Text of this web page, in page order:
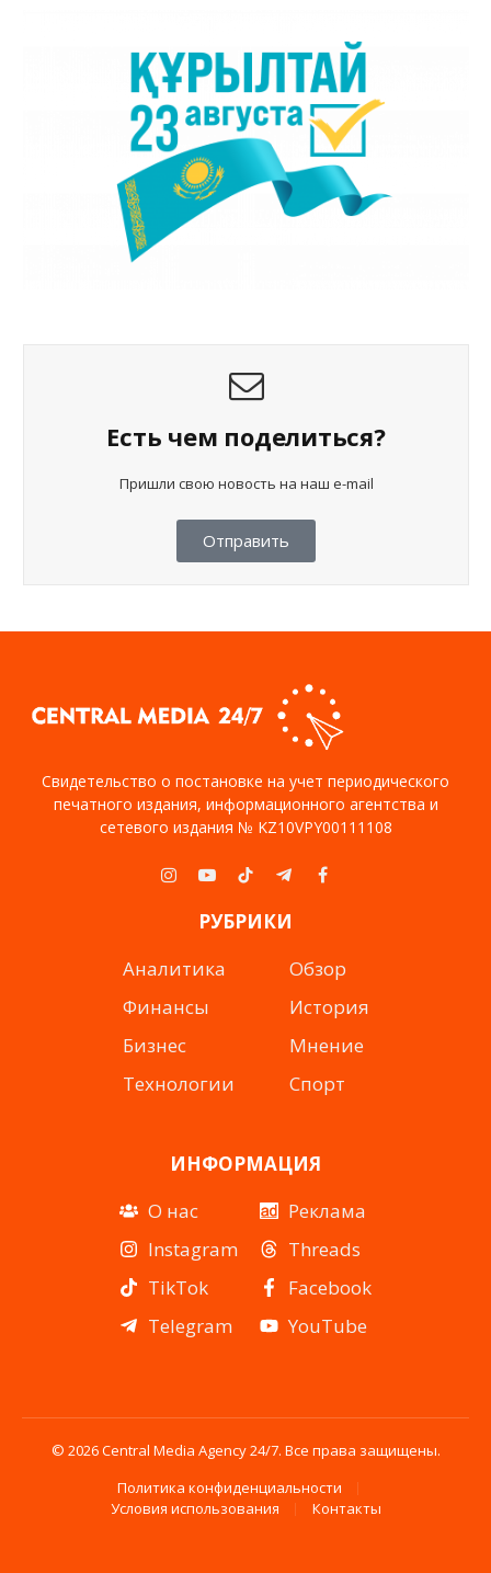
Есть чем поделиться?
Пришли свою новость на наш e-mail
Отправить
Свидетельство о постановке на учет периодического
печатного издания, информационного агентства и
сетевого издания № KZ10VPY00111108
Instagram
YouTubeTikTokTelegramFacebook
РУБРИКИ
Аналитика
Финансы
Бизнес
Технологии
Обзор
История
Мнение
Спорт
ИНФОРМАЦИЯ
О нас
Instagram
TikTok
Telegram
Реклама
Threads
Facebook
YouTube
© 2026 Central Media Agency 24/7. Все права защищены.
Политика конфиденциальности
Условия использования
Контакты